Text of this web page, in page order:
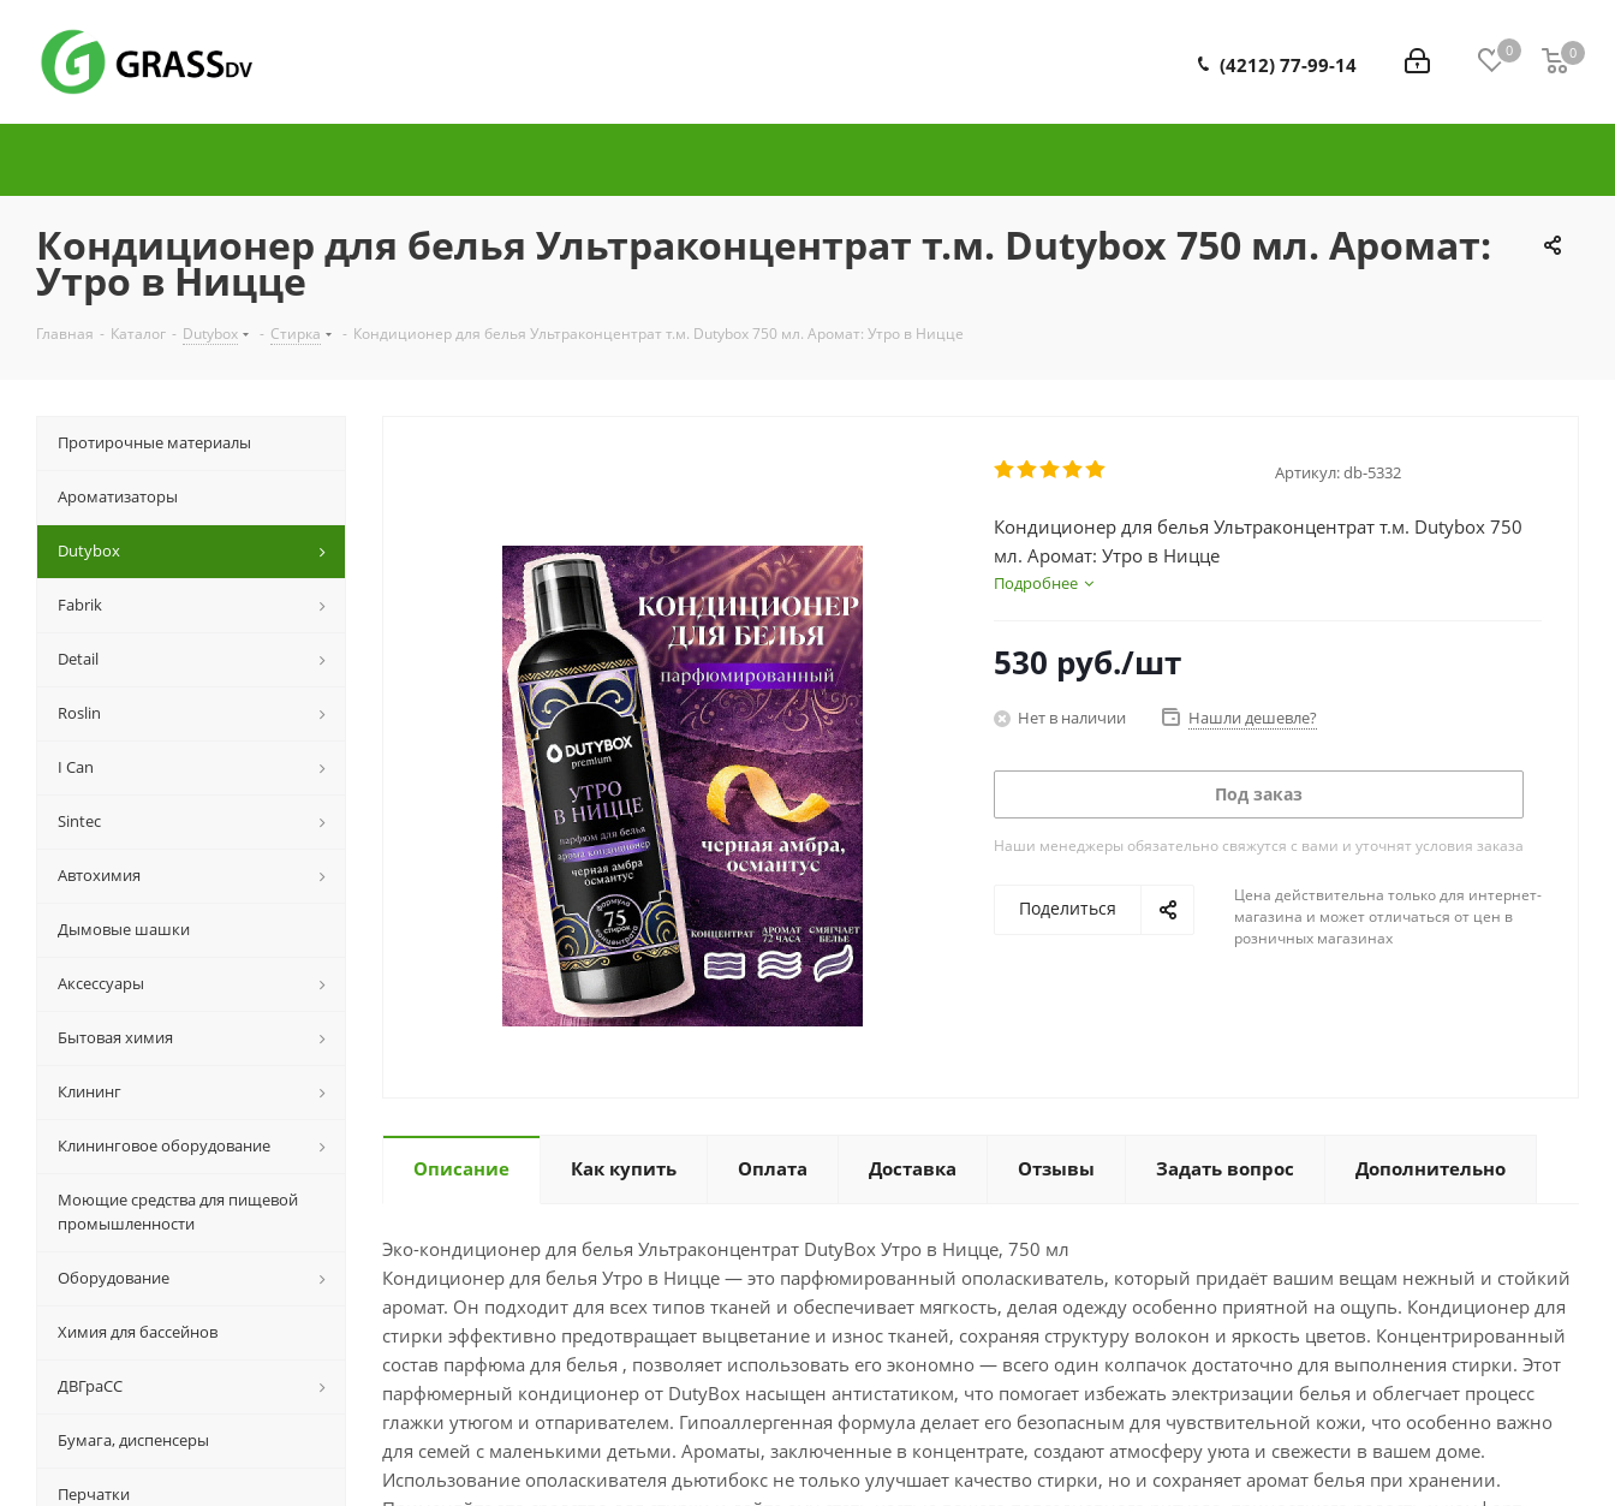
0 0
0
(4212) 77-99-14
Кондиционер для белья Ультраконцентрат т.м. Dutybox 750 мл. Аромат:
Утро в Ницце
Главная - Каталог - Dutybox - Стирка - Кондиционер для белья Ультраконцентрат т.м. Dutybox 750 мл. Аромат: Утро в Ницце
Артикул:db-5332
Кондиционер для белья Ультраконцентрат т.м. Dutybox 750
мл. Аромат: Утро в Ницце
Подробнее
530 руб./шт
Нет в наличии Нашли дешевле?
Под заказ
Наши менеджеры обязательно свяжутся с вами и уточнят условия заказа
Поделиться
Цена действительна только для интернет-
магазина и может отличаться от цен в
розничных магазинах
Описание Как купить Оплата Доставка Отзывы Задать вопрос Дополнительно
Эко-кондиционер для белья Ультраконцентрат DutyBox Утро в Ницце, 750 мл
Кондиционер для белья Утро в Ницце — это парфюмированный ополаскиватель, который придаёт вашим вещам нежный и стойкий
аромат. Он подходит для всех типов тканей и обеспечивает мягкость, делая одежду особенно приятной на ощупь. Кондиционер для
стирки эффективно предотвращает выцветание и износ тканей, сохраняя структуру волокон и яркость цветов. Концентрированный
состав парфюма для белья , позволяет использовать его экономно — всего один колпачок достаточно для выполнения стирки. Этот
парфюмерный кондиционер от DutyBox насыщен антистатиком, что помогает избежать электризации белья и облегчает процесс
глажки утюгом и отпаривателем. Гипоаллергенная формула делает его безопасным для чувствительной кожи, что особенно важно
для семей с маленькими детьми. Ароматы, заключенные в концентрате, создают атмосферу уюта и свежести в вашем доме.
Использование ополаскивателя дьютибокс не только улучшает качество стирки, но и сохраняет аромат белья при хранении.
Протирочные материалы
Ароматизаторы
Dutybox
Fabrik
Detail
Roslin
I Can
Sintec
Автохимия
Дымовые шашки
Аксессуары
Бытовая химия
Клининг
Клининговое оборудование
Моющие средства для пищевой
промышленности
Оборудование
Химия для бассейнов
ДВГраСС
Бумага, диспенсеры
Перчатки